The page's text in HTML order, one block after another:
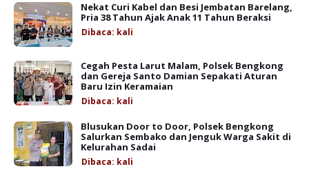
Nekat Curi Kabel dan Besi Jembatan Barelang,
Pria 38 Tahun Ajak Anak 11 Tahun Beraksi
Dibaca: kali
Cegah Pesta Larut Malam, Polsek Bengkong
dan Gereja Santo Damian Sepakati Aturan
Baru Izin Keramaian
Dibaca: kali
Blusukan Door to Door, Polsek Bengkong
Salurkan Sembako dan Jenguk Warga Sakit di
Kelurahan Sadai
Dibaca: kali